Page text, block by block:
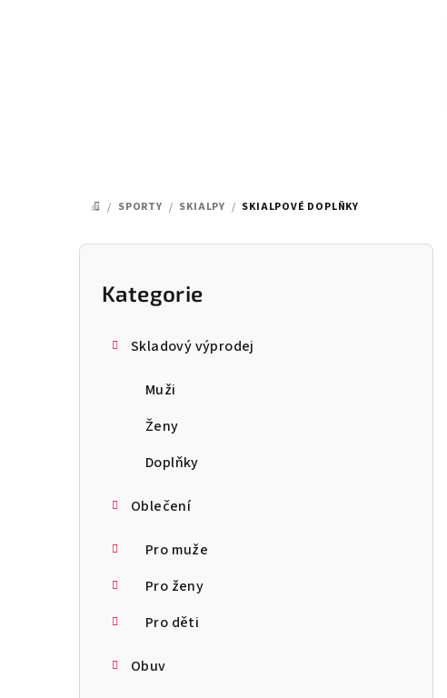
DOMŮ
/ SPORTY / SKIALPY / SKIALPOVÉ DOPLŇKY
P
Přeskočit
kategorie
Kategorie
Skladový výprodej
Muži
Ženy
Doplňky
Oblečení
Pro muže
Pro ženy
Pro děti
Obuv